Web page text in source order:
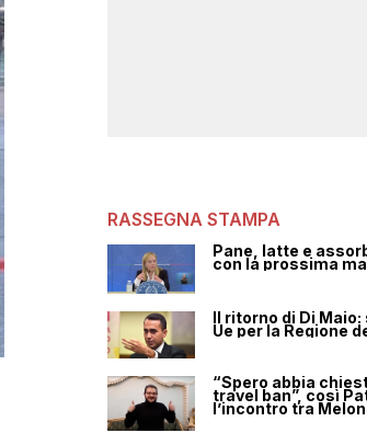
RASSEGNA STAMPA
Pane, latte e
con la prossima
Il ritorno di Di
Ue per la Regione
“Spero abbia
travel ban”, così
l’incontro tra